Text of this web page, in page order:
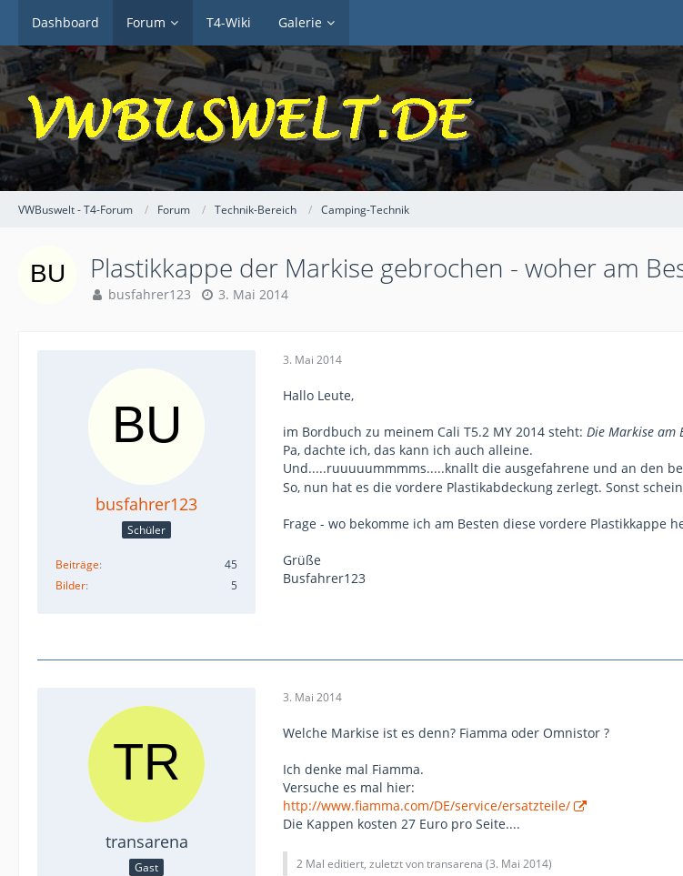
Dashboard Forum T4-Wiki Galerie
VWBuswelt - T4-Forum Forum Technik-Bereich Camping-Technik
Plastikkappe der Markise gebrochen - woher am
busfahrer123 3. Mai 2014
busfahrer123
Schüler
Beiträge
45
Bilder
5
3. Mai 2014
Hallo Leute,
im Bordbuch zu meinem Cali T5.2 MY 2014 steht: Die Markise am
Pa, dachte ich, das kann ich auch alleine.
Und.....ruuuuummmms.....knallt die ausgefahrene und an den
So, nun hat es die vordere Plastikabdeckung zerlegt. Sonst
Frage - wo bekomme ich am Besten diese vordere Plastikkappe
Grüße
Busfahrer123
transarena
Gast
3. Mai 2014
Welche Markise ist es denn? Fiamma oder Omnistor ?
Ich denke mal Fiamma.
Versuche es mal hier:
http://www.fiamma.com/DE/service/ersatzteile/
Die Kappen kosten 27 Euro pro Seite....
2 Mal editiert, zuletzt von transarena (3. Mai 2014)